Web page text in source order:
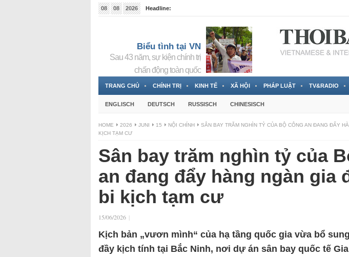
08 08 2026
Headline:
Biểu tình tại VN
Sau 43 năm, sự kiện chính trị
chấn động toàn quốc
TRANG CHỦ CHÍNH TRỊ KINH TẾ XÃ HỘI PHÁP LUẬT TV&RADIO
ENGLISCH DEUTSCH RUSSISCH CHINESISCH
HOME 2026 JUNI 15 NỘI CHÍNH
SÂN BAY TRĂM NGHÌN TỶ CỦA BỘ CÔNG AN ĐANG ĐẨY
KỊCH TẠM CƯ
Sân bay trăm nghìn tỷ của
an đang đẩy hàng ngàn gia
bi kịch tạm cư
15/06/2026 |
Kịch bản „vươn mình“ của hạ tầng quốc gia vừa bổ
đầy kịch tính tại Bắc Ninh, nơi dự án sân bay quốc tế